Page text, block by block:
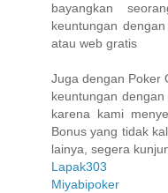
bayangkan
keuntungan
atau web gratis
Juga dengan Poker
keuntungan
karena kami
Bonus yang tidak
lainya, segera
Lapak303
Miyabipoker